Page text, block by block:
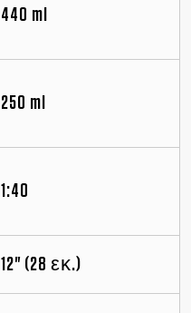
440 ml
250 ml
1:40
12" (28 εκ.)